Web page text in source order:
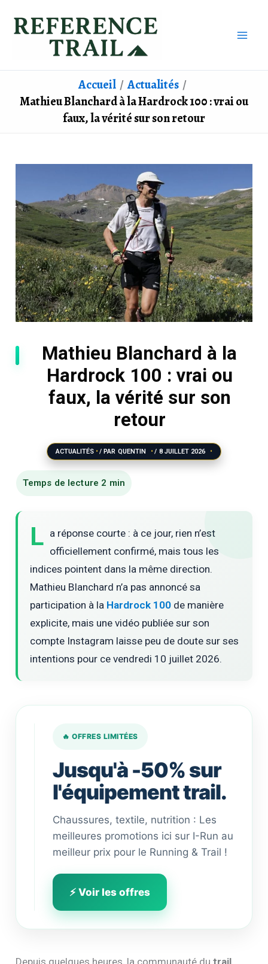
Accueil
Actualités
Mathieu Blanchard à la Hardrock 100 : vrai ou
faux, la vérité sur son retour
Mathieu Blanchard à la
Hardrock 100 : vrai ou
faux, la vérité sur son
retour
ACTUALITÉS / PAR QUENTIN / 8 JUILLET 2026
L a réponse courte : à ce jour, rien n’est
officiellement confirmé, mais tous les
indices pointent dans la même direction.
Mathieu Blanchard n’a pas annoncé sa
participation à la Hardrock 100 de manière
explicite, mais une vidéo publiée sur son
compte Instagram laisse peu de doute sur ses
intentions pour ce vendredi 10 juillet 2026.
🔥 OFFRES LIMITÉES
Jusqu'à -50% sur
l'équipement trail.
meilleures promotions ici sur I-Run au
meilleur prix pour le Running & Trail !